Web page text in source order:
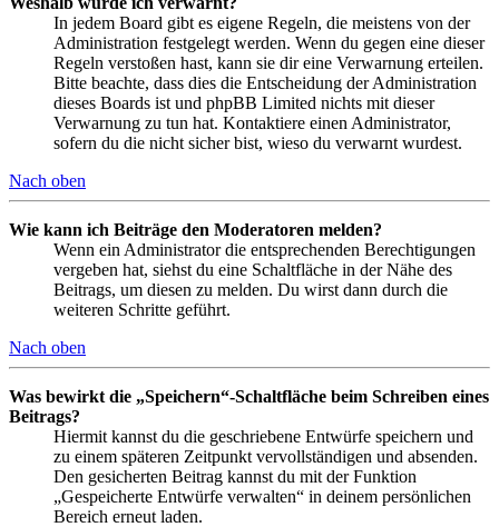
In jedem Board gibt es eigene Regeln, die meistens von der
Administration festgelegt werden. Wenn du gegen eine dieser
Regeln verstoßen hast, kann sie dir eine Verwarnung erteilen.
Bitte beachte, dass dies die Entscheidung der Administration
dieses Boards ist und phpBB Limited nichts mit dieser
Verwarnung zu tun hat. Kontaktiere einen Administrator,
sofern du die nicht sicher bist, wieso du verwarnt wurdest.
Nach oben
Wie kann ich Beiträge den Moderatoren melden?
Wenn ein Administrator die entsprechenden Berechtigungen
vergeben hat, siehst du eine Schaltfläche in der Nähe des
Beitrags, um diesen zu melden. Du wirst dann durch die
weiteren Schritte geführt.
Nach oben
Was bewirkt die „Speichern“-Schaltfläche beim Schreiben eines
Beitrags?
Hiermit kannst du die geschriebene Entwürfe speichern und
zu einem späteren Zeitpunkt vervollständigen und absenden.
Den gesicherten Beitrag kannst du mit der Funktion
„Gespeicherte Entwürfe verwalten“ in deinem persönlichen
Bereich erneut laden.